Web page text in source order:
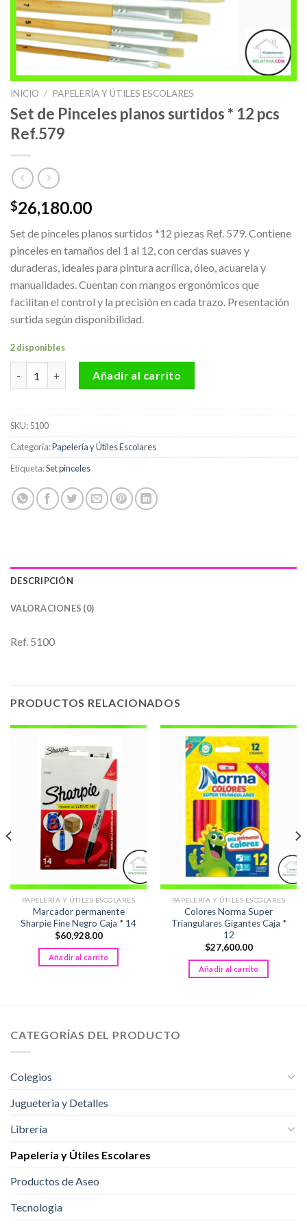
INICIO / PAPELERÍA Y ÚTILES ESCOLARES
Set de Pinceles planos surtidos * 12 pcs
Ref.579
$26,180.00
Set de pinceles planos surtidos *12 piezas Ref. 579. Contiene
pinceles en tamaños del 1 al 12, con cerdas suaves y
duraderas, ideales para pintura acrílica, óleo, acuarela y
manualidades. Cuentan con mangos ergonómicos que
facilitan el control y la precisión en cada trazo. Presentación
surtida según disponibilidad.
2 disponibles
Añadir al carrito
SKU:5100
Categoría:Papelería y Útiles Escolares
Etiqueta:Set pinceles
DESCRIPCIÓN
VALORACIONES (0)
Ref. 5100
PRODUCTOS RELACIONADOS
PAPELERÍA Y ÚTILES ESCOLARES
Marcador permanente
Sharpie Fine Negro Caja * 14
$60,928.00
Añadir al carrito
PAPELERÍA Y ÚTILES ESCOLARES
Colores Norma Super
Triangulares Gigantes Caja *
12
$27,600.00
Añadir al carrito
CATEGORÍAS DEL PRODUCTO
Colegios
Jugueteria y Detalles
Librería
Papelería y Útiles Escolares
Productos de Aseo
Tecnologia